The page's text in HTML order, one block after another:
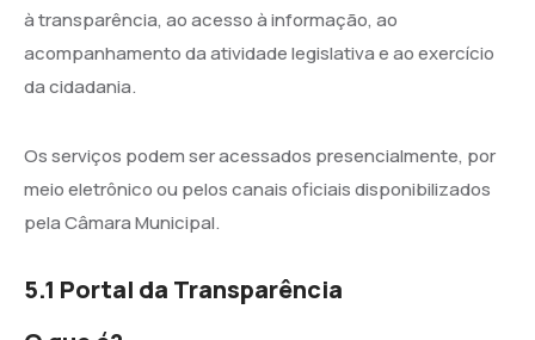
à transparência, ao acesso à informação, ao
acompanhamento da atividade legislativa e ao exercício
da cidadania.
Os serviços podem ser acessados presencialmente, por
meio eletrônico ou pelos canais oficiais disponibilizados
pela Câmara Municipal.
5.1 Portal da Transparência